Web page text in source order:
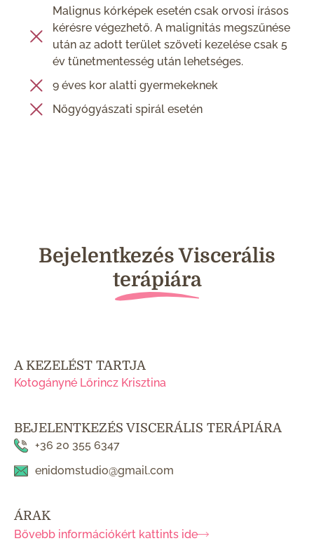
Malignus kórképek esetén csak orvosi írásos
kérésre végezhető. A malignitás megszűnése
után az adott terület szöveti kezelése csak 5
év tünetmentesség után lehetséges.
9 éves kor alatti gyermekeknek
Nőgyógyászati spirál esetén
Bejelentkezés Viscerális
terápiára
A KEZELÉST TARTJA
Kotogányné Lőrincz Krisztina
BEJELENTKEZÉS VISCERÁLIS TERÁPIÁRA
+36 20 355 6347
enidomstudio@gmail.com
ÁRAK
Bővebb információkért kattints ide